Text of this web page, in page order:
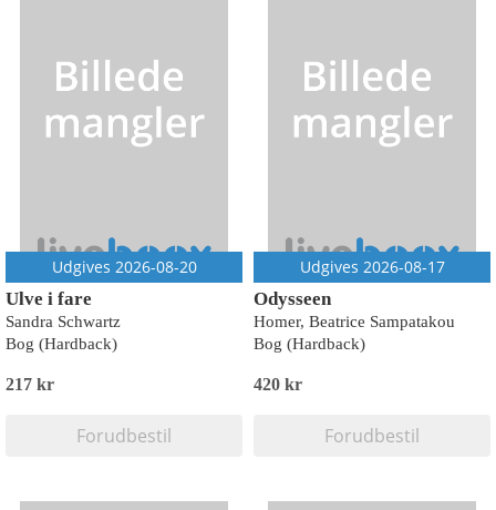
Udgives 2026-08-20
Ulve i fare
Sandra Schwartz
Bog (Hardback)
217 kr
Forudbestil
Udgives 2026-08-17
Odysseen
Homer, Beatrice Sampatakou
Bog (Hardback)
420 kr
Forudbestil